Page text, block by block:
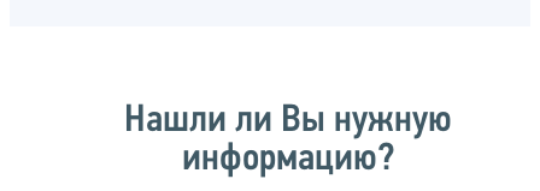
Нашли ли Вы нужную
информацию?